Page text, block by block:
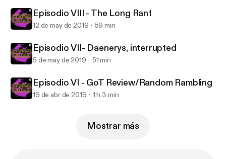
Episodio VIII - The Long Rant
12 de may de 2019 59 min
Episodio VII- Daenerys, interrupted
5 de may de 2019 51 min
Episodio VI - GoT Review/Random Rambling
19 de abr de 2019 1 h 3 min
Mostrar más